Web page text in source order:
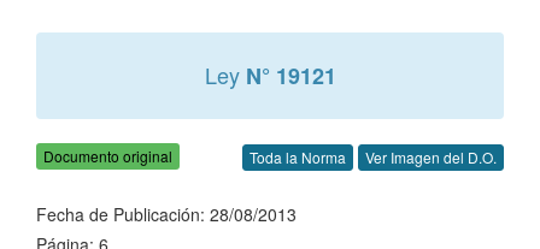
Ley N° 19121
Documento original Toda la Norma Ver Imagen del D.O.
Fecha de Publicación: 28/08/2013
Página: 6